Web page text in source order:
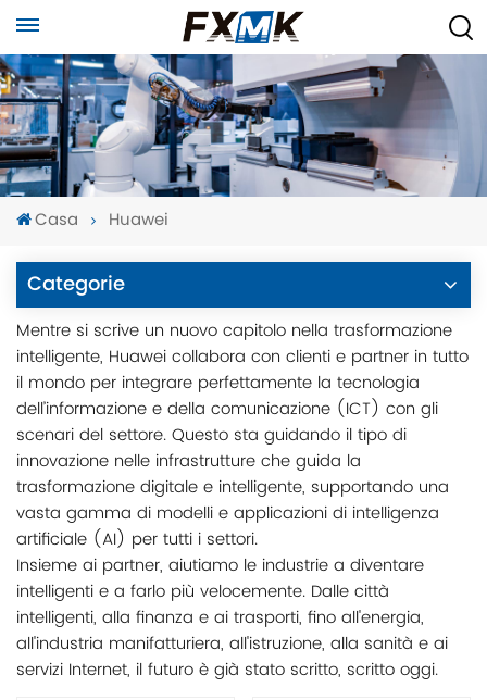
Casa Huawei
Categorie
Mentre si scrive un nuovo capitolo nella trasformazione
intelligente, Huawei collabora con clienti e partner in tutto
il mondo per integrare perfettamente la tecnologia
dell’informazione e della comunicazione (ICT) con gli
scenari del settore. Questo sta guidando il tipo di
innovazione nelle infrastrutture che guida la
trasformazione digitale e intelligente, supportando una
vasta gamma di modelli e applicazioni di intelligenza
artificiale (AI) per tutti i settori.
Insieme ai partner, aiutiamo le industrie a diventare
intelligenti e a farlo più velocemente. Dalle città
intelligenti, alla finanza e ai trasporti, fino all'energia,
all'industria manifatturiera, all'istruzione, alla sanità e ai
servizi Internet, il futuro è già stato scritto, scritto oggi.